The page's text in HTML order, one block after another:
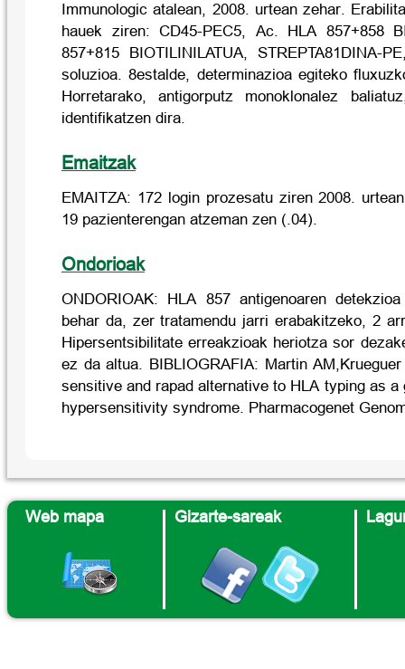
Immunologic atalean, 2008. urtean zehar.
hauek ziren: CD45-PEC5, Ac. HLA 857+858
857+815 BIOTILINILATUA, STREPTA81DINA-
soluzioa. 8estalde, determinazioa egiteko
Horretarako, antigorputz monoklonalez
identifikatzen dira.
Emaitzak
EMAITZA: 172 login prozesatu ziren 2008.
19 pazienterengan atzeman zen (.04).
Ondorioak
ONDORIOAK: HLA 857 antigenoaren
behar da, zer tratamendu jarri erabakitzeko, 2
Hipersentsibilitate erreakzioak heriotza sor
ez da altua. BIBLIOGRAFIA: Martin
sensitive and rapad alternative to HLA typing as
hypersensitivity syndrome. Pharmacogenet
Web mapa Gizarte-sareak